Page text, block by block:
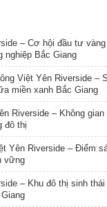
– Cơ hội đầu tư
nghiệp Bắc Giang
Việt Yên Riverside –
miền xanh Bắc Giang
Riverside – Không gian
đô thị
Yên Riverside – Điểm
vững
– Khu đô thị sinh thái